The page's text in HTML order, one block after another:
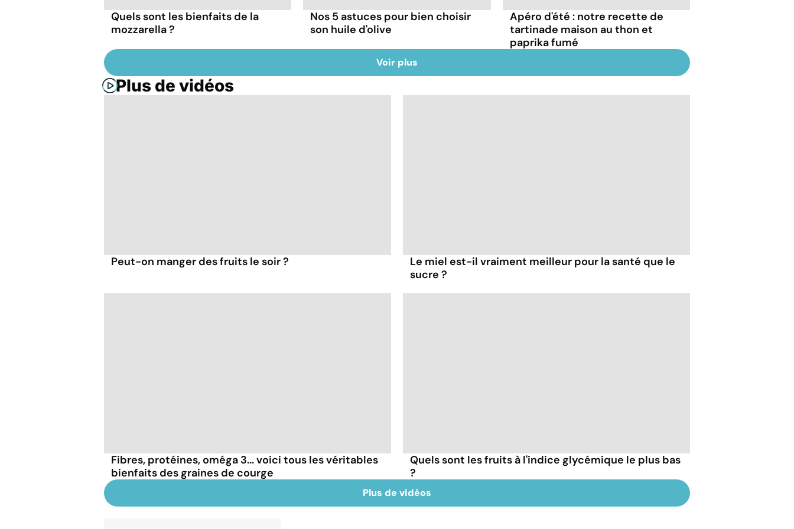
Quels sont les bienfaits de la
mozzarella ?
Nos 5 astuces pour bien choisir
son huile d'olive
Apéro d'été : notre recette de
tartinade maison au thon et
paprika fumé
Voir plus
Plus de vidéos
Peut-on manger des fruits le soir ?
Le miel est-il vraiment meilleur pour la santé que le
sucre ?
Fibres, protéines, oméga 3... voici tous les véritables
bienfaits des graines de courge
Quels sont les fruits à l'indice glycémique le plus bas
?
Plus de vidéos